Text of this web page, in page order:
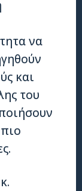
να
και
του